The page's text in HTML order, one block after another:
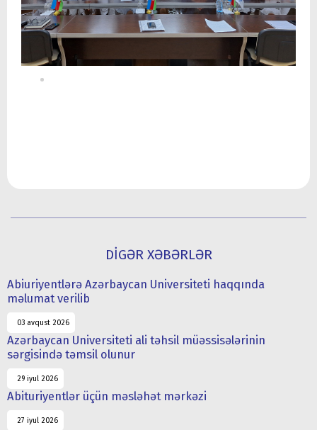
DİGƏR XƏBƏRLƏR
Abiuriyentlərə Azərbaycan Universiteti haqqında
məlumat verilib
03 avqust 2026
Azərbaycan Universiteti ali təhsil müəssisələrinin
sərgisində təmsil olunur
29 iyul 2026
Abituriyentlər üçün məsləhət mərkəzi
27 iyul 2026